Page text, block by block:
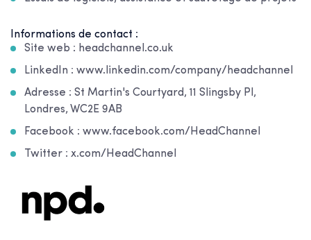
Informations de contact :
Site web : headchannel.co.uk
LinkedIn : www.linkedin.com/company/headchannel
Adresse : St Martin's Courtyard, 11 Slingsby Pl,
Londres, WC2E 9AB
Facebook : www.facebook.com/HeadChannel
Twitter : x.com/HeadChannel